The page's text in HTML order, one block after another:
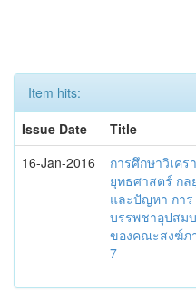
Item hits:
Issue Date
Title
16-Jan-2016
การศึกษาวิเคร
ยุทธศาสตร์ กล
และปัญหา การ
บรรพชาอุปสม
ของคณะสงฆ์ภ
7